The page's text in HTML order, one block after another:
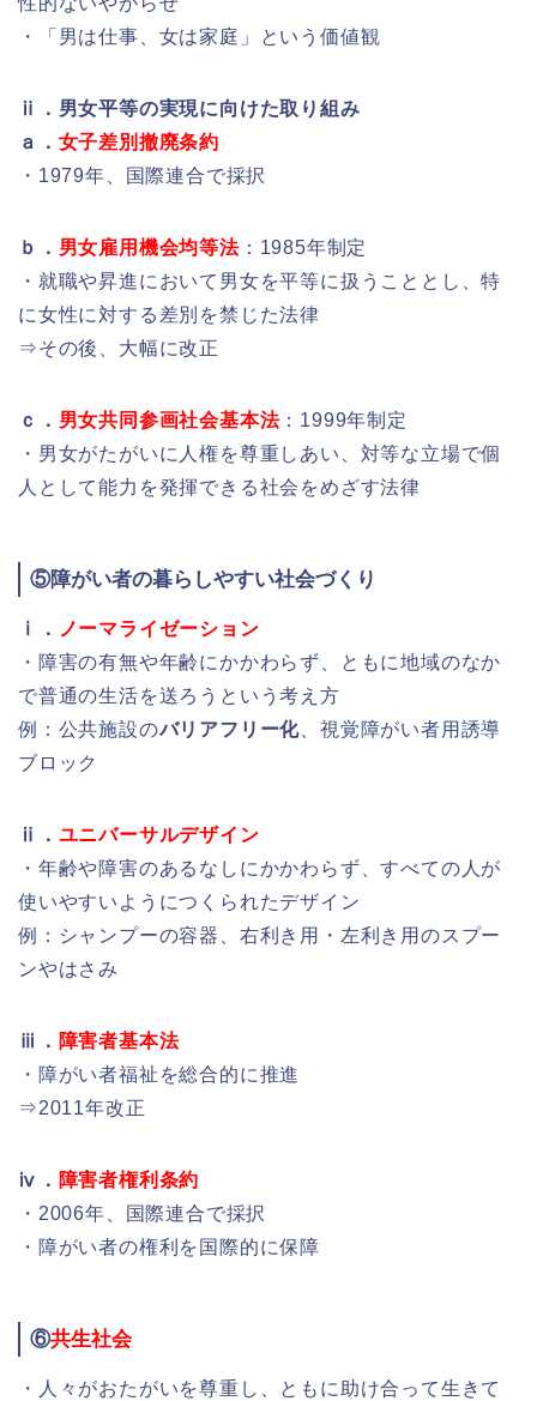
・「男は仕事、女は家庭」という価値観
ⅱ．男女平等の実現に向けた取り組み
ａ． 女子差別撤廃条約
・1979年、国際連合で採択
ｂ． 男女雇用機会均等法：1985年制定
・就職や昇進において男女を平等に扱うこととし、特
に女性に対する差別を禁じた法律
⇒その後、大幅に改正
ｃ． 男女共同参画社会基本法：1999年制定
・男女がたがいに人権を尊重しあい、対等な立場で個
人として能力を発揮できる社会をめざす法律
⑤障がい者の暮らしやすい社会づくり
ⅰ．
ノーマライゼーション
・障害の有無や年齢にかかわらず、ともに地域のなか
で普通の生活を送ろうという考え方
例：公共施設のバリアフリー化 、視覚障がい者用誘導
ブロック
ⅱ． ユニバーサルデザイン
・年齢や障害のあるなしにかかわらず、すべての人が
使いやすいようにつくられたデザイン
例：シャンプーの容器、右利き用・左利き用のスプー
ンやはさみ
ⅲ． 障害者基本法
・障がい者福祉を総合的に推進
⇒2011年改正
ⅳ． 障害者権利条約
・2006年、国際連合で採択
・障がい者の権利を国際的に保障
⑥共生社会
・人々がおたがいを尊重し、ともに助け合って生きて